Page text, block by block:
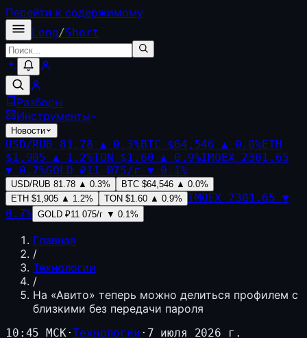
Перейти к содержимому
Long/Short
Разборы
Инструменты
Новости
USD/RUB 81.78 ▲ 0.3%BTC $64,546 ▲ 0.0%ETH
$1,905 ▲ 1.2%TON $1.60 ▲ 0.9%IMOEX 2301.65
▼ 0.7%GOLD ₽11 075/г ▼ 0.1%
USD/RUB 81.78 ▲ 0.3% BTC $64,546 ▲ 0.0%
ETH $1,905 ▲ 1.2% TON $1.60 ▲ 0.9% IMOEX 2301.65 ▼
0.7% GOLD ₽11 075/г ▼ 0.1%
Главная
/
Технологии
/
На «Авито» теперь можно делиться профилем с
близкими без передачи пароля
10:45 МСК·Технологии · 7 июля 2026 г.